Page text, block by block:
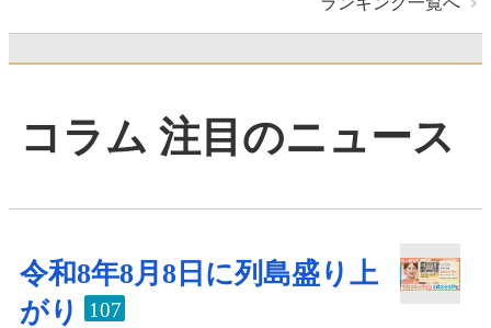
コラム 注目のニュース
令和8年8月8日に列島盛り上
がり
107